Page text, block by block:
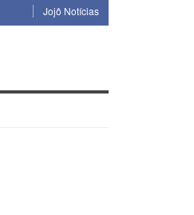
Jojô Notícias